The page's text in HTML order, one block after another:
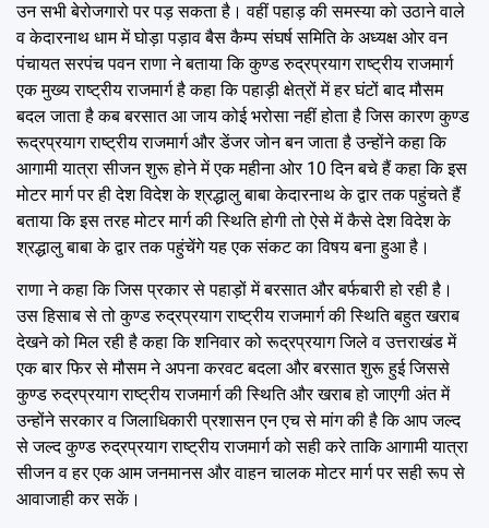
उन सभी बेरोजगारो पर पड़ सकता है। वहीं पहाड़ की समस्या को उठाने वाले
व केदारनाथ धाम में घोड़ा पड़ाव बैस कैम्प संघर्ष समिति के अध्यक्ष ओर वन
पंचायत सरपंच पवन राणा ने बताया कि कुण्ड रुद्रप्रयाग राष्ट्रीय राजमार्ग
एक मुख्य राष्ट्रीय राजमार्ग है कहा कि पहाड़ी क्षेत्रों में हर घंटों बाद मौसम
बदल जाता है कब बरसात आ जाय कोई भरोसा नहीं होता है जिस कारण कुण्ड
रूद्रप्रयाग राष्ट्रीय राजमार्ग और डेंजर जोन बन जाता है उन्होंने कहा कि
आगामी यात्रा सीजन शुरू होने में एक महीना ओर 10 दिन बचे हैं कहा कि इस
मोटर मार्ग पर ही देश विदेश के श्रद्धालु बाबा केदारनाथ के द्वार तक पहुंचते हैं
बताया कि इस तरह मोटर मार्ग की स्थिति होगी तो ऐसे में कैसे देश विदेश के
श्रद्धालु बाबा के द्वार तक पहुंचेंगे यह एक संकट का विषय बना हुआ है।
राणा ने कहा कि जिस प्रकार से पहाड़ों में बरसात और बर्फबारी हो रही है।
उस हिसाब से तो कुण्ड रुद्रप्रयाग राष्ट्रीय राजमार्ग की स्थिति बहुत खराब
देखने को मिल रही है कहा कि शनिवार को रूद्रप्रयाग जिले व उत्तराखंड में
एक बार फिर से मौसम ने अपना करवट बदला और बरसात शुरू हुई जिससे
कुण्ड रुद्रप्रयाग राष्ट्रीय राजमार्ग की स्थिति और खराब हो जाएगी अंत में
उन्होंने सरकार व जिलाधिकारी प्रशासन एन एच से मांग की है कि आप जल्द
से जल्द कुण्ड रुद्रप्रयाग राष्ट्रीय राजमार्ग को सही करे ताकि आगामी यात्रा
सीजन व हर एक आम जनमानस और वाहन चालक मोटर मार्ग पर सही रूप से
आवाजाही कर सकें।